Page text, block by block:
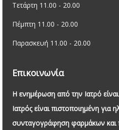
Τετάρτη 11.00 - 20.00
Πέμπτη 11.00 - 20.00
Παρασκευή 11.00 - 20.00
Επικοινωνία
Η ενημέρωση από την Ιατρό
Ιατρός είναι πιστοποιημένη για
συνταγογράφηση φαρμάκων και